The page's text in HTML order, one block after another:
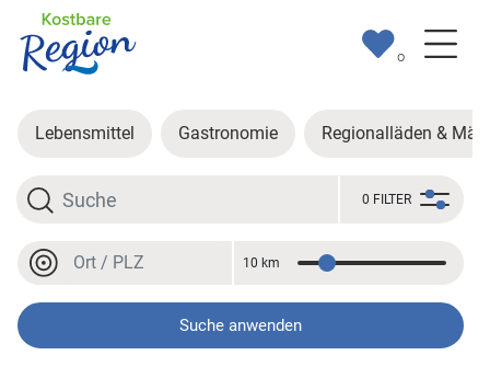
0
Lebensmittel Gastronomie Regionalläden &
Suche
0 FILTER
Ort oder PLZ
Entfernung
10 km
Suche anwenden